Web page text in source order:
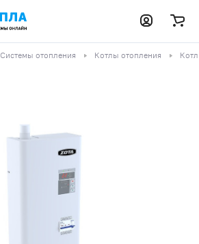
Системы отопления Котлы отопления